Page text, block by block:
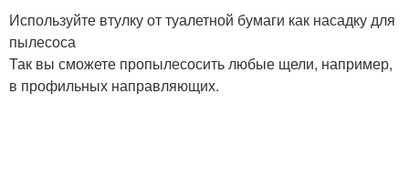
Используйте втулку от туалетной бумаги как насадку для
пылесоса
Так вы сможете пропылесосить любые щели, например,
в профильных направляющих.